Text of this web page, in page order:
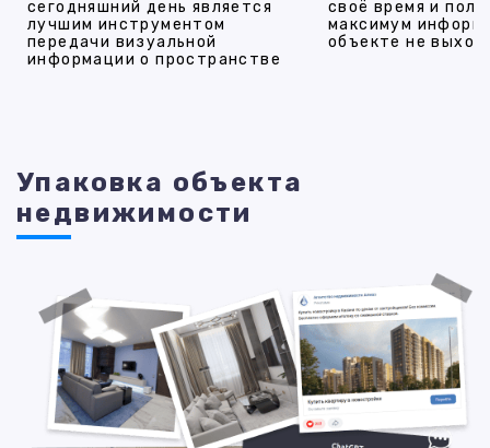
сегодняшний день является
лучшим инструментом
передачи визуальной
информации о пространстве
своё время и
максимум
объекте не
Упаковка объекта
недвижимости